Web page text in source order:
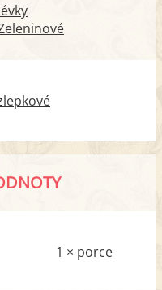
1 × porce